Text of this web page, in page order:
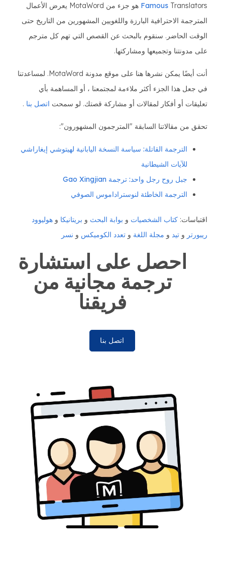
Famous
Translators هو جزء من MotaWord يعرض الأعمال
المترجمة الاحترافية البارزة واللغويين المشهورين من التاريخ حتى
الوقت الحاضر. سنقوم بالبحث عن القصص التي تهم كل مترجم
على مدونتنا وتجميعها ومشاركتها.
أنت أيضًا يمكن نشرها هنا على موقع مدونة MotaWord. لمساعدتنا
في جعل هذا الجزء أكثر ملاءمة لمجتمعنا ، أو المساهمة بأي
تعليقات أو أفكار لمقالات أو مشاركة قصتك. لو سمحت اتصل بنا .
تحقق من مقالاتنا السابقة "المترجمون المشهورون":
الترجمة القاتلة: سياسة النسخة اليابانية لهيتوشي إيغاراشي
للآيات الشيطانية
جبل روح رجل واحد: ترجمة Gao Xingjian
الترجمة الخاطئة لنوستراداموس الصوفي
اقتباسات: كتاب الشخصيات و بوابة البحث و بريتانيكا و هوليوود
ريبورتر و تيدو مجلة اللغة و تعدد الكوميكس و نسر
احصل على استشارة
ترجمة مجانية من
فريقنا
اتصل بنا